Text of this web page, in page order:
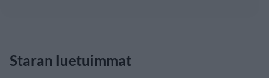
Staran luetuimmat